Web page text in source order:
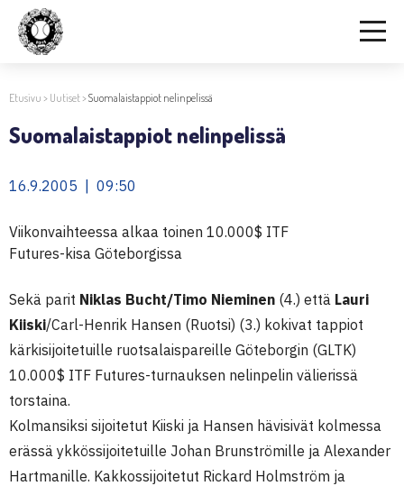
Etusivu > Uutiset>Suomalaistappiot nelinpelissä
Suomalaistappiot nelinpelissä
16.9.2005 | 09:50
Viikonvaihteessa alkaa toinen 10.000$ ITF
Futures-kisa Göteborgissa
Sekä parit Niklas Bucht/Timo Nieminen (4.) että Lauri
Kiiski/Carl-Henrik Hansen (Ruotsi) (3.) kokivat tappiot
kärkisijoitetuille ruotsalaispareille Göteborgin (GLTK)
10.000$ ITF Futures-turnauksen nelinpelin välierissä
torstaina.
Kolmansiksi sijoitetut Kiiski ja Hansen hävisivät kolmessa
erässä ykkössijoitetuille Johan Brunströmille ja Alexander
Hartmanille. Kakkossijoitetut Rickard Holmström ja